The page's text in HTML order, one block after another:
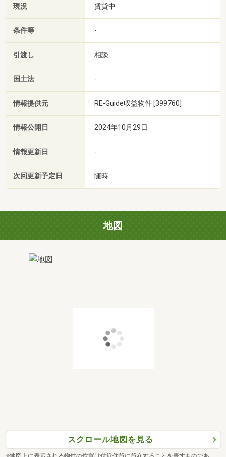
現況 賃貸中
条件等 -
引渡し 相談
国土法 -
情報提供元 RE-Guide収益物件 [399760]
情報公開日 2024年10月29日
情報更新日 -
次回更新予定日 随時
地図
スクロール地図を見る